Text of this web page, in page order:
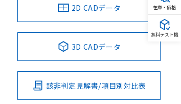
2D CADデータ
3D CADデータ
該非判定見解書/項目別対比表
在庫・価格
無料テスト機